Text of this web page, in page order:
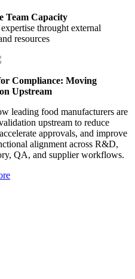
Team Capacity
throught external
resources
Compliance: Moving
Upstream
leading food manufacturers are
upstream to reduce
approvals, and improve
alignment across R&D,
QA, and supplier workflows.